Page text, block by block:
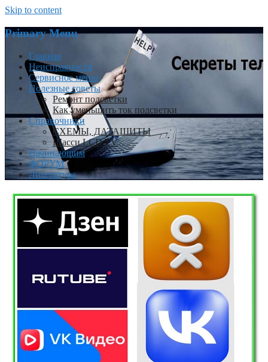
Skip to content
Primary Menu
Главная
Неисправности
Сервисное меню
Полезные советы
Ремонт подсветки
Как уменьшить ток подсветки
Справочники
СХЕМЫ, ДАТАШИТЫ
Шасси LCD TV
Начинающим
ФОРУМ
Литература